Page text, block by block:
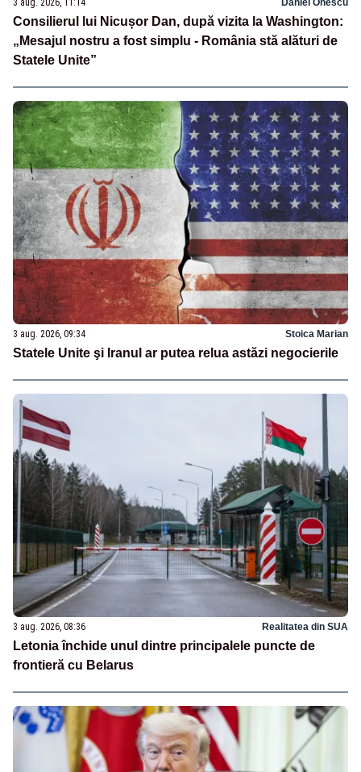
3 aug. 2026, 11:14 Daniel Onescu
Consilierul lui Nicușor Dan, după vizita la Washington:
„Mesajul nostru a fost simplu - România stă alături de
Statele Unite”
3 aug. 2026, 09:34 Stoica Marian
Statele Unite şi Iranul ar putea relua astăzi negocierile
3 aug. 2026, 08:36 Realitatea din SUA
Letonia închide unul dintre principalele puncte de
frontieră cu Belarus